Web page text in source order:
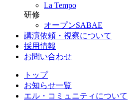
La Tempo
研修
オープンSABAE
講演依頼・視察について
採用情報
お問い合わせ
トップ
お知らせ一覧
エル・コミュニティについて